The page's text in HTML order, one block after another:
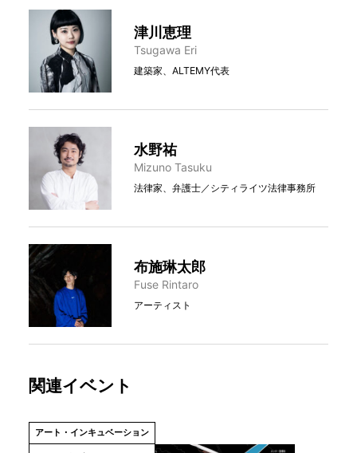
津川恵理
Tsugawa Eri
建築家、ALTEMY代表
水野祐
Mizuno Tasuku
法律家、弁護士／シティライツ法律事務所
布施琳太郎
Fuse Rintaro
アーティスト
関連イベント
アート・インキュベーション